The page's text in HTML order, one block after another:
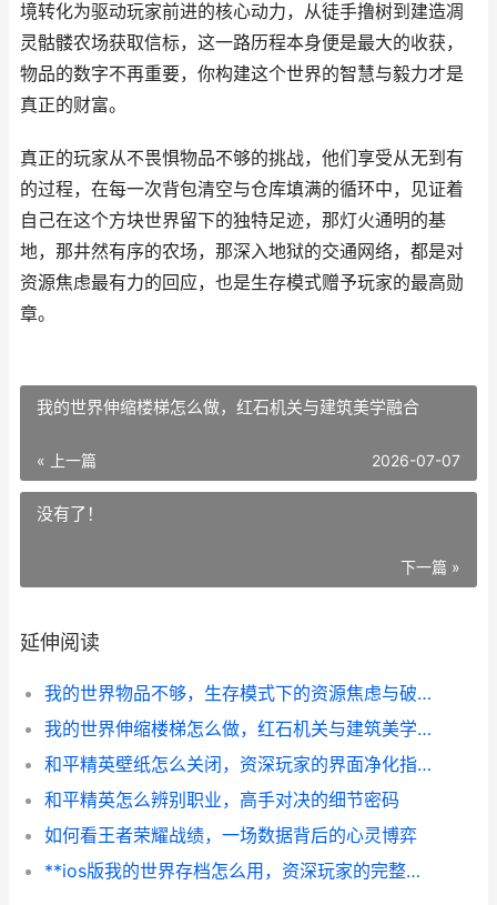
境转化为驱动玩家前进的核心动力，从徒手撸树到建造凋
灵骷髅农场获取信标，这一路历程本身便是最大的收获，
物品的数字不再重要，你构建这个世界的智慧与毅力才是
真正的财富。
真正的玩家从不畏惧物品不够的挑战，他们享受从无到有
的过程，在每一次背包清空与仓库填满的循环中，见证着
自己在这个方块世界留下的独特足迹，那灯火通明的基
地，那井然有序的农场，那深入地狱的交通网络，都是对
资源焦虑最有力的回应，也是生存模式赠予玩家的最高勋
章。
我的世界伸缩楼梯怎么做，红石机关与建筑美学融合
« 上一篇 2026-07-07
没有了！
下一篇 »
延伸阅读
我的世界物品不够，生存模式下的资源焦虑与破局之道，副标题，从匮乏到丰饶的玩家心路
我的世界伸缩楼梯怎么做，红石机关与建筑美学融合
和平精英壁纸怎么关闭，资深玩家的界面净化指南
和平精英怎么辨别职业，高手对决的细节密码
如何看王者荣耀战绩，一场数据背后的心灵博弈
**ios版我的世界存档怎么用，资深玩家的完整指南与心得分享**